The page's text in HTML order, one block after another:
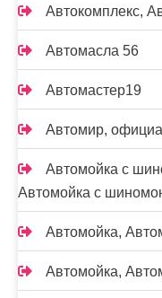
Автокомплекс,
Автомасла 56
Автомастер19
Автомир,
Автомойка с
Автомойка с
Автомойка,
Автомойка,